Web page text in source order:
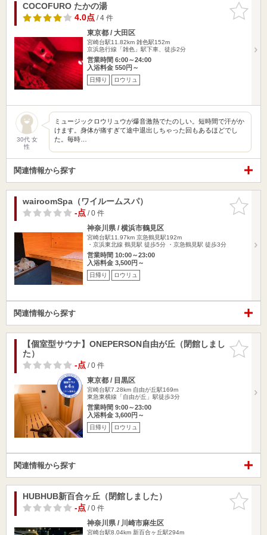
お気に入
りに追加
COCOFURO たかの湯
4.0点/ 4 件
東京都 / 大田区
宮崎台駅11.82km 雑色駅152m
京浜急行線「雑色」駅下車、徒歩2分
営業時間 6:00～24:00
入浴料金 550円～
日帰り ロウリュ
30代 女
性
ミュージックロウリュウが爆音激熱でたのしい。短時間で汗がか
けます。身体が痛すぎて途中退出しちゃった回もあるほどでし
た。毎時…
関連情報から探す
お気に入
りに追加
wairoomSpa（ワイルームスパ）
-点/ 0 件
神奈川県 / 横浜市鶴見区
宮崎台駅11.97km 京急鶴見駅192m
・京浜東北線 鶴見駅 徒歩5分 ・京急鶴見駅 徒歩3分
営業時間 10:00～23:00
入浴料金 3,500円～
日帰り ロウリュ
関連情報から探す
お気に入
りに追加
【個室型サウナ】ONEPERSON自由が丘（閉館しまし
た）
-点/ 0 件
東京都 / 目黒区
宮崎台駅7.28km 自由が丘駅169m
東急東横線「自由が丘」駅徒歩3分
営業時間 9:00～23:00
入浴料金 3,600円～
日帰り ロウリュ
関連情報から探す
お気に入
りに追加
HUBHUB新百合ヶ丘（閉館しました）
-点/ 0 件
神奈川県 / 川崎市麻生区
宮崎台駅8.04km 新百合ヶ丘駅294m